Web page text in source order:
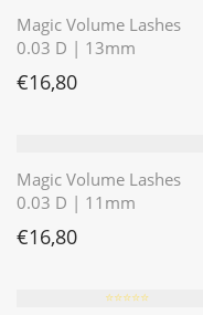
Magic Volume Lashes
0.03 D | 13mm
€16,80
Magic Volume Lashes
0.03 D | 11mm
€16,80
⭐️⭐️⭐️⭐️⭐️